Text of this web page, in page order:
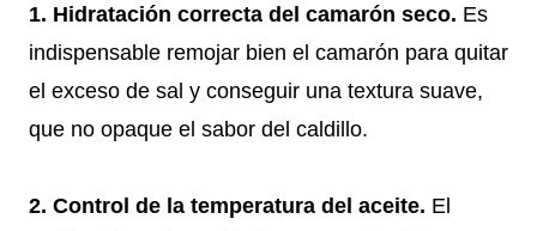
1. Hidratación correcta del camarón seco. Es
indispensable remojar bien el camarón para quitar
el exceso de sal y conseguir una textura suave,
que no opaque el sabor del caldillo.
2. Control de la temperatura del aceite. El